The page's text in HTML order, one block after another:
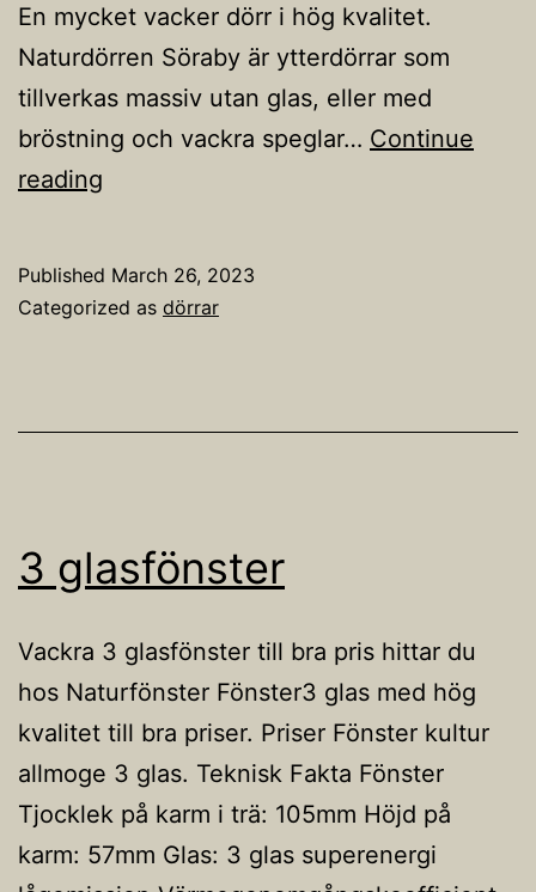
En mycket vacker dörr i hög kvalitet.
Naturdörren Söraby är ytterdörrar som
tillverkas massiv utan glas, eller med
bröstning och vackra speglar… Continue
reading
Published March 26, 2023
Categorized as dörrar
3 glasfönster
Vackra 3 glasfönster till bra pris hittar du
hos Naturfönster Fönster3 glas med hög
kvalitet till bra priser. Priser Fönster kultur
allmoge 3 glas. Teknisk Fakta Fönster
Tjocklek på karm i trä: 105mm Höjd på
karm: 57mm Glas: 3 glas superenergi